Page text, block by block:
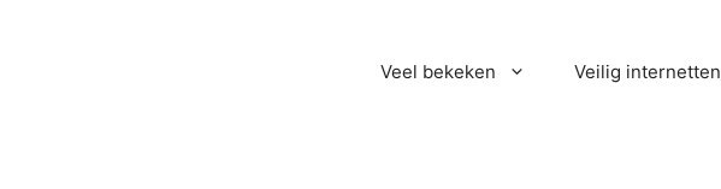
Veel bekeken Veilig internetten